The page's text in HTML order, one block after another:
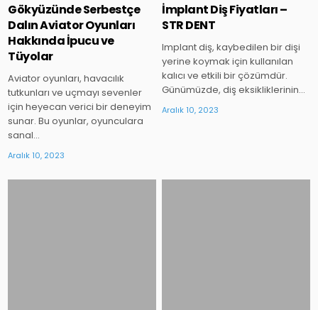
Gökyüzünde Serbestçe
Dalın Aviator Oyunları
Hakkında İpucu ve
Tüyolar
Aviator oyunları, havacılık
tutkunları ve uçmayı sevenler
için heyecan verici bir deneyim
sunar. Bu oyunlar, oyunculara
sanal…
Aralık 10, 2023
İmplant Diş Fiyatları –
STR DENT
Implant diş, kaybedilen bir dişi
yerine koymak için kullanılan
kalıcı ve etkili bir çözümdür.
Günümüzde, diş eksikliklerinin…
Aralık 10, 2023